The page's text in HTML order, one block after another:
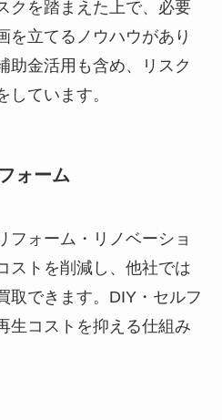
クを踏まえた上で、必要
を立てるノウハウがあり
助金活用も含め、リスク
しています。
ォーム
フォーム・リノベーショ
ストを削減し、他社では
取できます。DIY・セルフ
生コストを抑える仕組み